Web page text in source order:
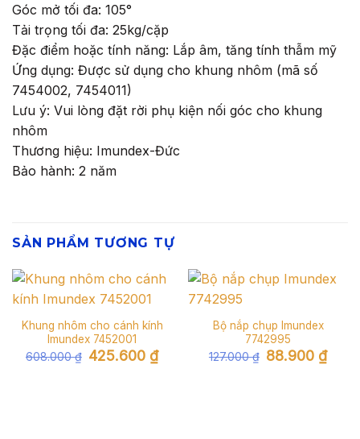
Góc mở tối đa: 105°
Tải trọng tối đa: 25kg/cặp
Đặc điểm hoặc tính năng: Lắp âm, tăng tính thẫm mỹ
Ứng dụng: Được sử dụng cho khung nhôm (mã số
7454002, 7454011)
Lưu ý: Vui lòng đặt rời phụ kiện nối góc cho khung
nhôm
Thương hiệu: Imundex-Đức
Bảo hành: 2 năm
SẢN PHẨM TƯƠNG TỰ
Khung nhôm cho cánh kính
Imundex 7452001
608.000₫ Giá
gốc
425.600 ₫Giá
hiện
Bộ nắp chụp Imundex
7742995
127.000₫ Giá
gốc
88.900 ₫Giá
hiện